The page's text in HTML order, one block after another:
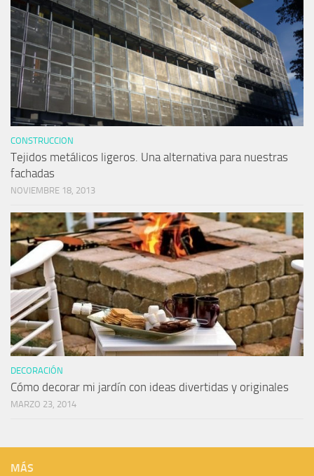
CONSTRUCCION
Tejidos metálicos ligeros. Una alternativa para nuestras
fachadas
NOVIEMBRE 18, 2013
DECORACIÓN
Cómo decorar mi jardín con ideas divertidas y originales
MARZO 23, 2014
MÁS